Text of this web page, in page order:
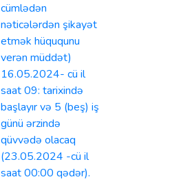
cümlədən
nəticələrdən şikayət
etmək hüququnu
verən müddət)
16.05.2024- cü il
saat 09: tarixində
başlayır və 5 (beş) iş
günü ərzində
qüvvədə olacaq
(23.05.2024 -cü il
saat 00:00 qədər).